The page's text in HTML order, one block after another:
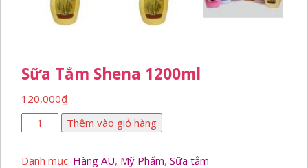
Sữa Tắm Shena 1200ml
120,000₫
Sữa
Tắm
1200ml
Thêm vào giỏ hàng
Danh mục: Hàng AU, Mỹ Phẩm, Sữa tắm